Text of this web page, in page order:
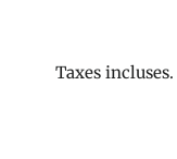
Taxes incluses.